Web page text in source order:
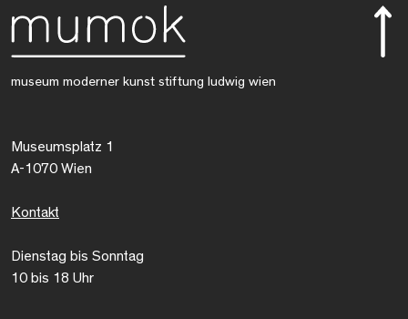
museum moderner kunst stiftung ludwig wien
Museumsplatz 1
A-1070 Wien
Kontakt
Dienstag bis Sonntag
10 bis 18 Uhr